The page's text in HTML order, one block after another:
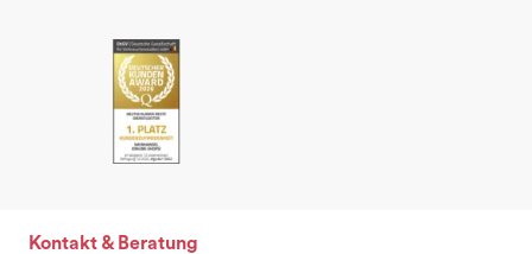
Kontakt & Beratung